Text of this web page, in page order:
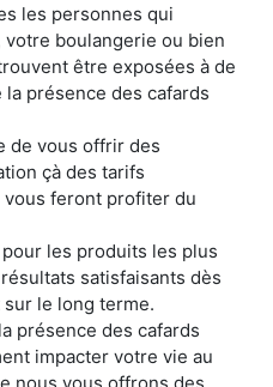
les personnes qui
boulangerie ou bien
être exposées à de
présence des cafards
de vous offrir des
çà des tarifs
feront profiter du
les produits les plus
satisfaisants dès
le long terme.
présence des cafards
impacter votre vie au
nous vous offrons des